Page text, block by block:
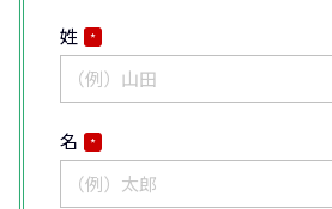
姓 *
名 *